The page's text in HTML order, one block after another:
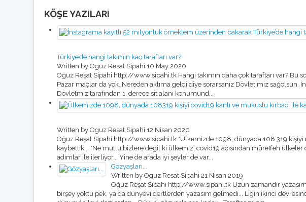
KÖŞE YAZILARI
Türkiye’de hangi takımın kaç taraftarı var?
Written by Oguz Resat Sipahi 10 May 2020
Oğuz Reşat Sipahi http://www.sipahi.tk Hangi takımın daha çok taraftarı var? Bu
Pazar maçlar da yok. Nereden aklıma geldi diye sorarsanız Dövletimiz sağolsun.
Dövletmiz tarafından 1. derece sit alanı konumund...
Written by Oguz Resat Sipahi 12 Nisan 2020
Oğuz Reşat Sipahi http://www.sipahi.tk *Ülkemizde 1098, dünyada 108.319 kişiyi
kaybettik... *Ne mutlu bizlere değil ki ülkemiz, covid19 açısından müreffeh
adımlar ile ilerliyor... Yine de arada iyi şeyler de var...
Gözyaşları...
Written by Oguz Resat Sipahi 21 Nisan 2019
Oğuz Reşat Sipahi http://www.sipahi.tk Uzun zamandır
birşey yoktu pek, ya da dünyevi dertlerden yazasım gelmedi... Ligin ikinci